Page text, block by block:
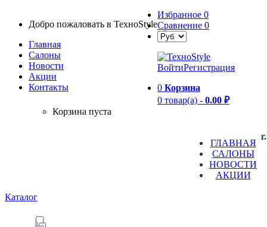
Добро пожаловать в TexноStyle
Главная
Салоны
Новости
Aкции
Контакты
Избранное 0
Сравнение 0
ВойтиРегистрация
0 Корзина
0 товар(а) - 0.00 ₽
Корзина пуста
ГЛАВНАЯ
САЛОНЫ
НОВОСТИ
АКЦИИ
Каталог